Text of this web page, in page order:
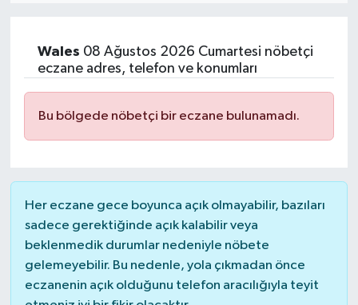
Wales 08 Ağustos 2026 Cumartesi nöbetçi
eczane adres, telefon ve konumları
Bu bölgede nöbetçi bir eczane bulunamadı.
Her eczane gece boyunca açık olmayabilir, bazıları
sadece gerektiğinde açık kalabilir veya
beklenmedik durumlar nedeniyle nöbete
gelemeyebilir. Bu nedenle, yola çıkmadan önce
eczanenin açık olduğunu telefon aracılığıyla teyit